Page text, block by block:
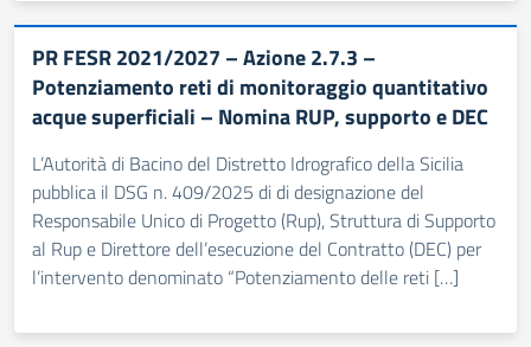
PR FESR 2021/2027 – Azione 2.7.3 –
Potenziamento reti di monitoraggio quantitativo
acque superficiali – Nomina RUP, supporto e DEC
L’Autorità di Bacino del Distretto Idrografico della Sicilia
pubblica il DSG n. 409/2025 di di designazione del
Responsabile Unico di Progetto (Rup), Struttura di Supporto
al Rup e Direttore dell’esecuzione del Contratto (DEC) per
l’intervento denominato “Potenziamento delle reti […]